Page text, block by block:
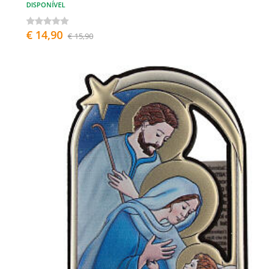
DISPONÍVEL
€ 14,90 € 15,90